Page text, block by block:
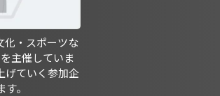
化・スポーツな
主催していま
げていく参加企
。